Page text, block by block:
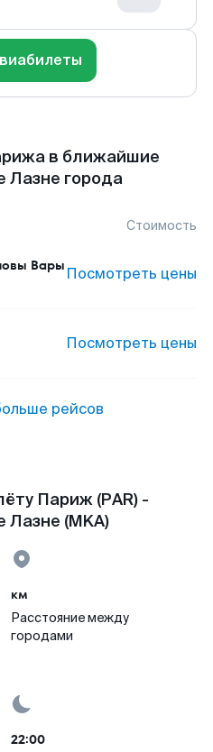
в ближайшие
Лазне города
Стоимость
Вары Посмотреть цены
Посмотреть цены
рейсов
Париж (PAR) -
Лазне (MKA)
км
Расстояние между
городами
22:00